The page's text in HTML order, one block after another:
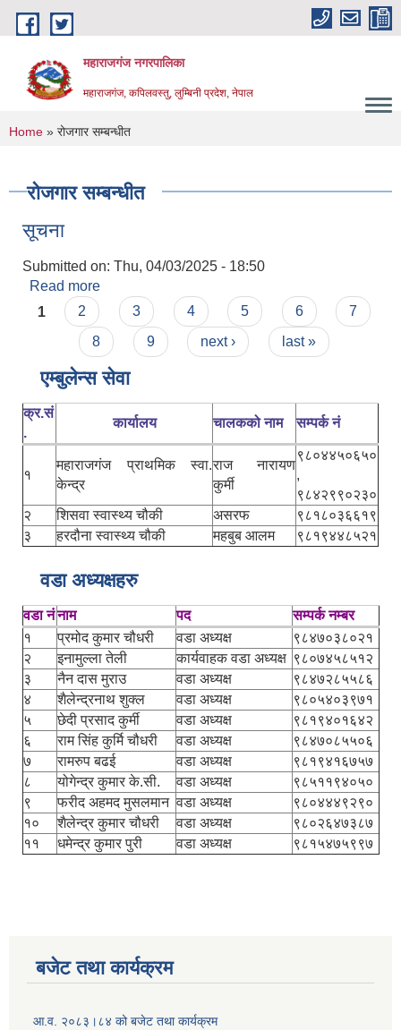
Skip to main content
महाराजगंज नगरपालिका
महाराजगंज, कपिलवस्तु, लुम्बिनी प्रदेश, नेपाल
You are here
Home » रोजगार सम्बन्धीत
रोजगार सम्बन्धीत
सूचना
Submitted on: Thu, 04/03/2025 - 18:50
Read more
Pages
1 2 3 4 5 6
7
8
9 next › last »
एम्बुलेन्स सेवा
क्र.सं
.
कार्यालय चालकको नाम सम्पर्क नं
१
महाराजगंज प्राथमिक स्वा.
केन्द्र
राज नारायण
कुर्मी
९८०४४५०६५०
,
९८४२९९०२३०
२
शिसवा स्वास्थ्य चौकी असरफ
९८१८०३६६१९
३
हरदौना स्वास्थ्य चौकी महबुब आलम ९८१९४४८५२१
वडा अध्यक्षहरु
वडा नंनाम पद
सम्पर्क नम्बर
१
प्रमोद कुमार चौधरी वडा अध्यक्ष
९८४७०३८०२१
२
इनामुल्ला तेली कार्यवाहक वडा अध्यक्ष ९८०७४५८५१२
३
नैन दास मुराउ वडा अध्यक्ष
९८४७२८५५८६
४
शैलेन्द्रनाथ शुक्ल वडा अध्यक्ष
९८०५४०३९७१
५
छेदी प्रसाद कुर्मी वडा अध्यक्ष
९८१९४०१६४२
६
राम सिंह कुर्मि चौधरी वडा अध्यक्ष
९८४७०८५५०६
७
रामरुप बढई वडा अध्यक्ष
९८१९४१६७५७
८
योगेन्द्र कुमार के.सी. वडा अध्यक्ष
९८५११९४०५०
९
फरीद अहमद मुसलमान वडा अध्यक्ष
९८०४४४९२९०
१०
शैलेन्द्र कुमार चौधरी वडा अध्यक्ष
९८०२६४७३८७
११
धमेन्द्र कुमार पुरी वडा अध्यक्ष ९८१५४७५९९७
बजेट तथा कार्यक्रम
आ.व. २०८३।८४ को बजेट तथा कार्यक्रम